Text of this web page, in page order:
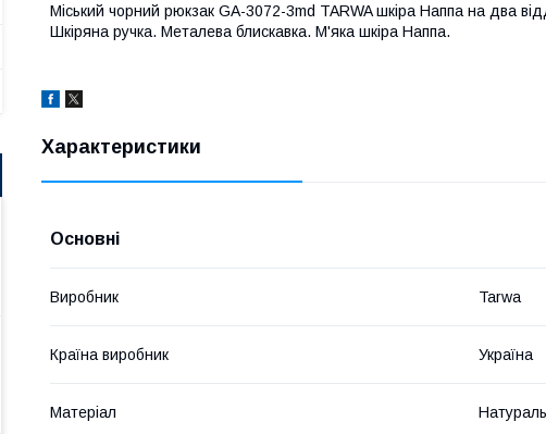
Міський чорний рюкзак GA-3072-3md TARWA шкіра Наппа на два
Шкіряна ручка. Металева блискавка. М'яка шкіра Наппа.
Характеристики
Основні
Виробник Tarwa
Країна виробник Україна
Матеріал